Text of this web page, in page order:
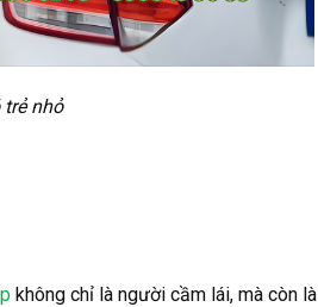
nhỏ
không chỉ là người cầm lái, mà còn là